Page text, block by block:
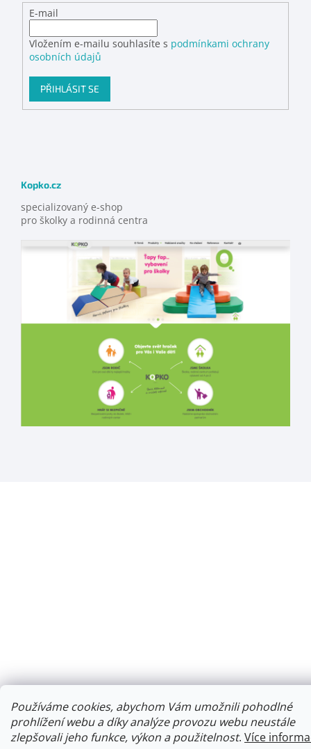
Používáme cookies, abychom Vám umožnili pohodlné
prohlížení webu a díky analýze provozu webu neustále
zlepšovali jeho funkce, výkon a použitelnost. Více
E-mail
Vložením e-mailu souhlasíte s podmínkami ochrany
osobních údajů
PŘIHLÁSIT SE
Kopko.cz
specializovaný e-shop
pro školky a rodinná centra